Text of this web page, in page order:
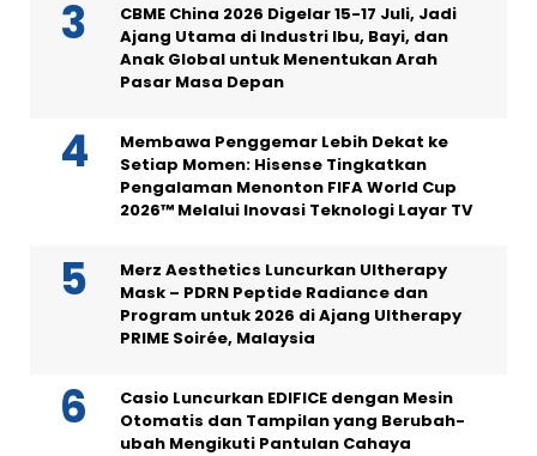
CBME China 2026 Digelar 15-17 Juli, Jadi
Ajang Utama di Industri Ibu, Bayi, dan
Anak Global untuk Menentukan Arah
Pasar Masa Depan
Membawa Penggemar Lebih Dekat ke
Setiap Momen: Hisense Tingkatkan
Pengalaman Menonton FIFA World Cup
2026™ Melalui Inovasi Teknologi Layar TV
Merz Aesthetics Luncurkan Ultherapy
Mask – PDRN Peptide Radiance dan
Program untuk 2026 di Ajang Ultherapy
PRIME Soirée, Malaysia
Casio Luncurkan EDIFICE dengan Mesin
Otomatis dan Tampilan yang Berubah-
ubah Mengikuti Pantulan Cahaya